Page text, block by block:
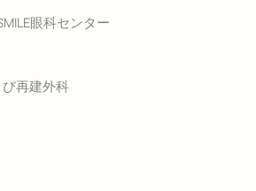
眼科センター
再建外科